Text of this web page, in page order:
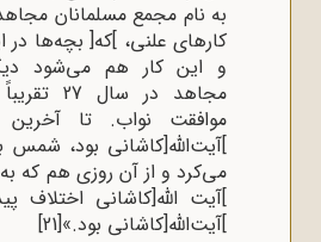
به نام مجمع مسلمانان
کارهای علنی، ]که[ بچه‌ها
و این کار هم می‌شود
مجاهد
موافقت نواب. تا
]آیت‌الله[کاشانی بود، شمس
می‌کرد و از آن روزی هم که
]آیت الله[کاشانی
]آیت‌الله[کاشانی بود.»[21]